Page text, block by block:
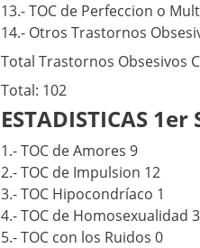
13.- TOC de Perfeccion o
14.- Otros Trastornos
Total Trastornos Obsesivos
Total: 102
ESTADISTICAS 1er
1.- TOC de Amores 9
2.- TOC de Impulsion 12
3.- TOC Hipocondríaco 1
4.- TOC de Homosexualidad
5.- TOC con los Ruidos 0